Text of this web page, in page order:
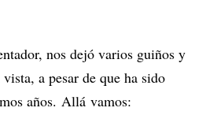
nos dejó varios guiños y
a pesar de que ha sido
años. Allá vamos: